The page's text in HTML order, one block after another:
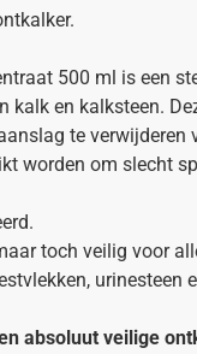
500 ml is een
kalk en kalksteen.
te
worden om slecht
toch veilig voor
urinesteen
absoluut veilige